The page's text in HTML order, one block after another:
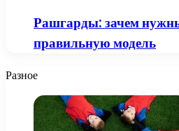
Рашгарды: зачем
правильную модель
Разное